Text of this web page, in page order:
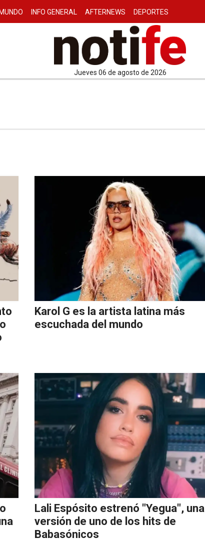
MUNDO INFO GENERAL AFTERNEWS DEPORTES
jueves 06 de agosto de 2026
Karol G es la artista latina más
escuchada del mundo
Lali Espósito estrenó "Yegua", una
versión de uno de los hits de
Babasónicos